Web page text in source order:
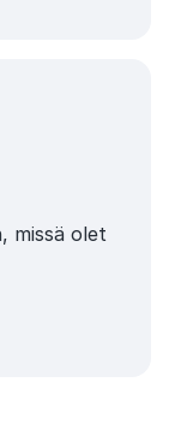
missä olet